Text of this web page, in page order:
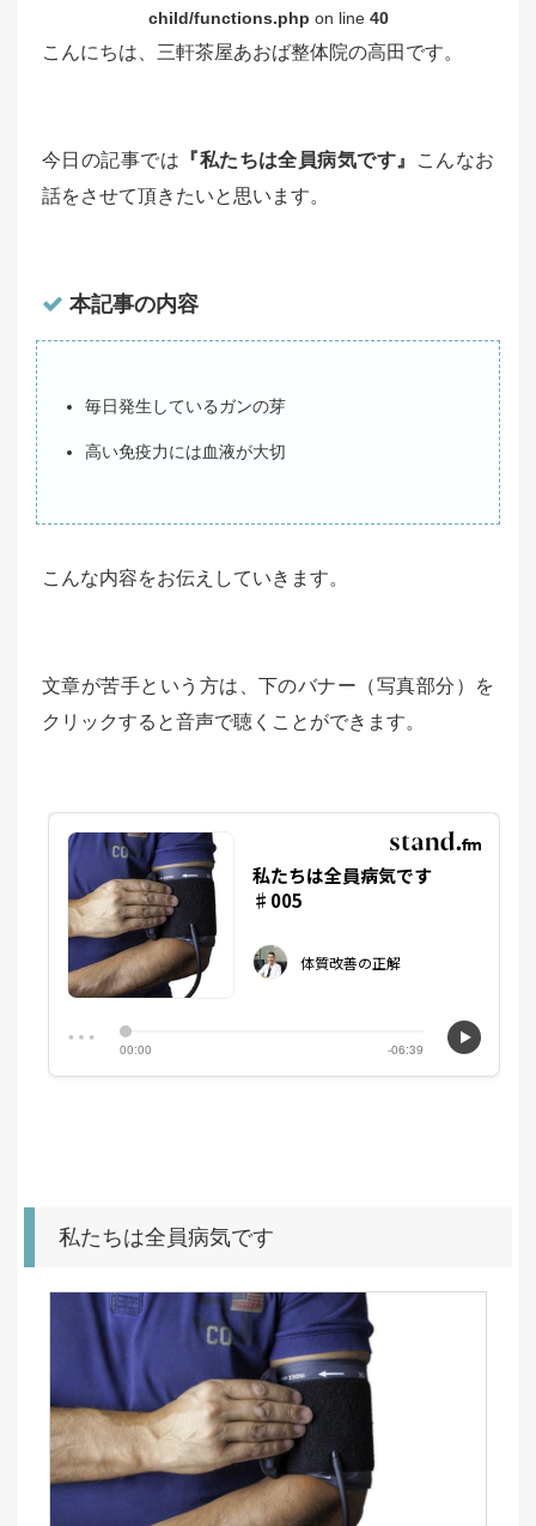
child/functions.php on line 40
こんにちは、三軒茶屋あおば整体院の高田です。
今日の記事では 『私たちは全員病気です』
こんなお
話をさせて頂きたいと思います。
本記事の内容
毎日発生しているガンの芽
高い免疫力には血液が大切
こんな内容をお伝えしていきます。
文章が苦手という方は、下のバナー（写真部分）を
クリックすると音声で聴くことができます。
私たちは全員病気です